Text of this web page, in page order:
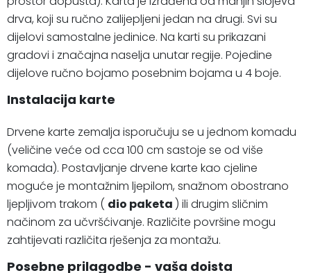
drva, koji su ručno zalijepljeni jedan na drugi. Svi su
dijelovi samostalne jedinice. Na karti su prikazani
gradovi i značajna naselja unutar regije. Pojedine
dijelove ručno bojamo posebnim bojama u 4 boje.
Instalacija karte
Drvene karte zemalja isporučuju se u jednom komadu
(veličine veće od cca 100 cm sastoje se od više
komada). Postavljanje drvene karte kao cjeline
moguće je montažnim ljepilom, snažnom obostrano
ljepljivom trakom ( dio paketa ) ili drugim sličnim
načinom za učvršćivanje. Različite površine mogu
zahtijevati različita rješenja za montažu.
Posebne prilagodbe - vaša doista